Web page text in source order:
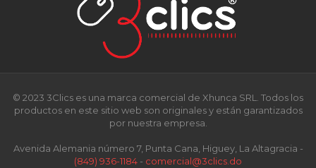
© 2023 3Clics es una marca comercial de Xhunca SRL. Todos los
productos en este sitio web son originales y están garantizados
por nuestra empresa.
Avenida Alemania número 7, Punta Cana, Higuey, La Altagracia -
(849) 936-1184 - comercial@3clics.do